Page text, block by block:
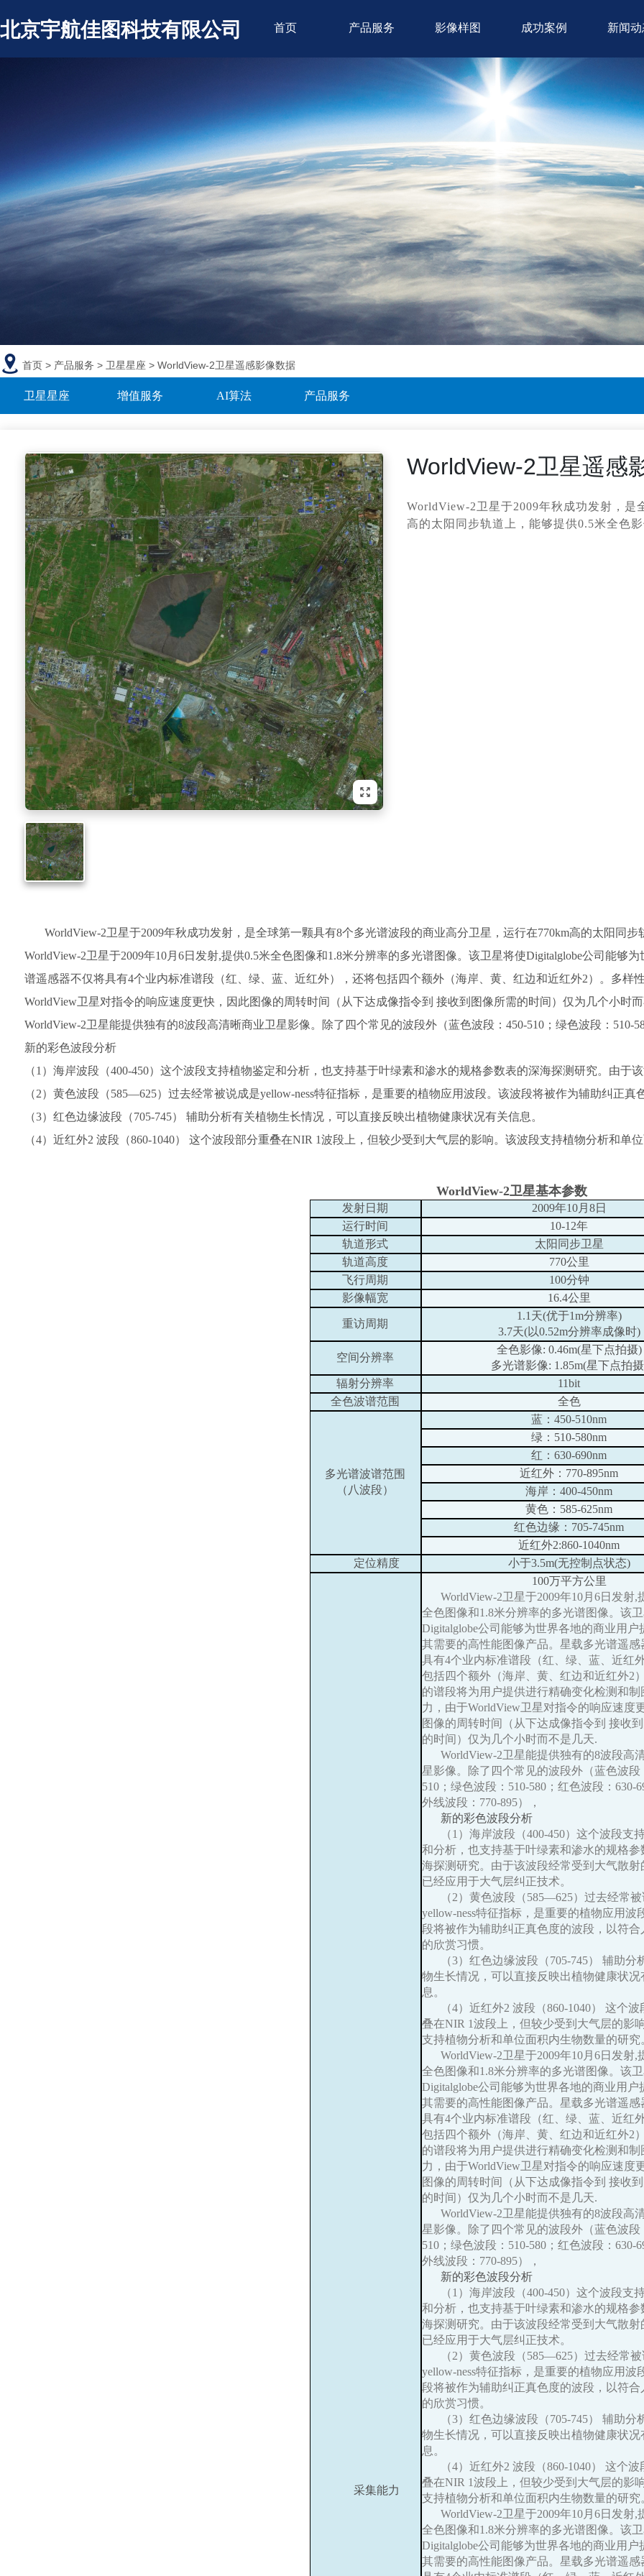
北京宇航佳图科技有限公司 首页 产品服务 影像样图 成功案例 新闻动
卫星星座 增值服务 AI算法 产品服务
首页 > 产品服务 > 卫星星座 > WorldView-2卫星遥感影像数据
WorldView-2卫星遥感
WorldView-2卫星于2009年秋成功发射，
高的太阳同步轨道上，能够提供0.5米全色
WorldView-2卫星于2009年秋成功发射，是全球第一颗具有8个多光谱波段的商业高分卫星，运行在770km高的太阳同
WorldView-2卫星于2009年10月6日发射,提供0.5米全色图像和1.8米分辨率的多光谱图像。该卫星将使Digitalglobe公司能够
谱遥感器不仅将具有4个业内标准谱段（红、绿、蓝、近红外），还将包括四个额外（海岸、黄、红边和近红外2）。多样
WorldView卫星对指令的响应速度更快，因此图像的周转时间（从下达成像指令到 接收到图像所需的时间）仅为几个小时
WorldView-2卫星能提供独有的8波段高清晰商业卫星影像。除了四个常见的波段外（蓝色波段：450-510；绿色波段：510-
新的彩色波段分析
（1）海岸波段（400-450）这个波段支持植物鉴定和分析，也支持基于叶绿素和渗水的规格参数表的深海探测研究。由于
（2）黄色波段（585—625）过去经常被说成是yellow-ness特征指标，是重要的植物应用波段。该波段将被作为辅助纠正真
（3）红色边缘波段（705-745） 辅助分析有关植物生长情况，可以直接反映出植物健康状况有关信息。
（4）近红外2 波段（860-1040） 这个波段部分重叠在NIR 1波段上，但较少受到大气层的影响。该波段支持植物分析和单
WorldView-2卫星基本参数
发射日期 2009年10月8日
运行时间
10-12年
轨道形式
太阳同步卫星
轨道高度
770公里
飞行周期
100分钟
影像幅宽
16.4公里
重访周期
1.1 天(优于1m分辨率)
3.7天(以0.52m分辨率成像时)
空间分辨率
全色影像: 0.46m(星下点拍摄)
多光谱影像: 1.85m(星下点拍
辐射分辨率
11bit
全色波谱范围
全色
多光谱波谱范围
（八波段）
蓝：450-510nm
绿：510-580nm
红：630-690nm
近红外：770-895nm
海岸：400-450nm
黄色：585-625nm
红色边缘：705-745nm
近红外2:860-1040nm
定位精度
小于3.5m(无控制点状态)
采集能力
100万平方公里
WorldView-2卫星于2009年10月6日发射,
全色图像和1.8米分辨率的多光谱图像。该
Digitalglobe公司能够为世界各地的商业用户
其需要的高性能图像产品。星载多光谱遥感
具有4个业内标准谱段（红、绿、蓝、近红
包括四个额外（海岸、黄、红边和近红外2
的谱段将为用户提供进行精确变化检测和制
力，由于WorldView卫星对指令的响应速度
图像的周转时间（从下达成像指令到 接收
的时间）仅为几个小时而不是几天.
WorldView-2卫星能提供独有的8波段高
星影像。除了四个常见的波段外（蓝色波段
510；绿色波段：510-580；红色波段：630-
外线波段：770-895），
新的彩色波段分析
（1）海岸波段（400-450）这个波段支
和分析，也支持基于叶绿素和渗水的规格参
海探测研究。由于该波段经常受到大气散射
已经应用于大气层纠正技术。
（2）黄色波段（585—625）过去经常
yellow-ness特征指标，是重要的植物应用波
段将被作为辅助纠正真色度的波段，以符合
的欣赏习惯。
（3）红色边缘波段（705-745） 辅助分
物生长情况，可以直接反映出植物健康状况
息。
（4）近红外2 波段（860-1040） 这个
叠在NIR 1波段上，但较少受到大气层的影
支持植物分析和单位面积内生物数量的研究
WorldView-2卫星于2009年10月6日发射,
全色图像和1.8米分辨率的多光谱图像。该
Digitalglobe公司能够为世界各地的商业用户
其需要的高性能图像产品。星载多光谱遥感
具有4个业内标准谱段（红、绿、蓝、近红
包括四个额外（海岸、黄、红边和近红外2
的谱段将为用户提供进行精确变化检测和制
力，由于WorldView卫星对指令的响应速度
图像的周转时间（从下达成像指令到 接收
的时间）仅为几个小时而不是几天.
WorldView-2卫星能提供独有的8波段高
星影像。除了四个常见的波段外（蓝色波段
510；绿色波段：510-580；红色波段：630-
外线波段：770-895），
新的彩色波段分析
（1）海岸波段（400-450）这个波段支
和分析，也支持基于叶绿素和渗水的规格参
海探测研究。由于该波段经常受到大气散射
已经应用于大气层纠正技术。
（2）黄色波段（585—625）过去经常
yellow-ness特征指标，是重要的植物应用波
段将被作为辅助纠正真色度的波段，以符合
的欣赏习惯。
（3）红色边缘波段（705-745） 辅助分
物生长情况，可以直接反映出植物健康状况
息。
（4）近红外2 波段（860-1040） 这个
叠在NIR 1波段上，但较少受到大气层的影
支持植物分析和单位面积内生物数量的研究
WorldView-2卫星于2009年10月6日发射,
全色图像和1.8米分辨率的多光谱图像。该
Digitalglobe公司能够为世界各地的商业用户
其需要的高性能图像产品。星载多光谱遥感